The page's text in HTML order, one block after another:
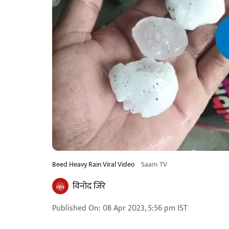
Beed Heavy Rain Viral Video Saam TV
विनोद जिरे
Published On:08 Apr 2023, 5:56 pm IST